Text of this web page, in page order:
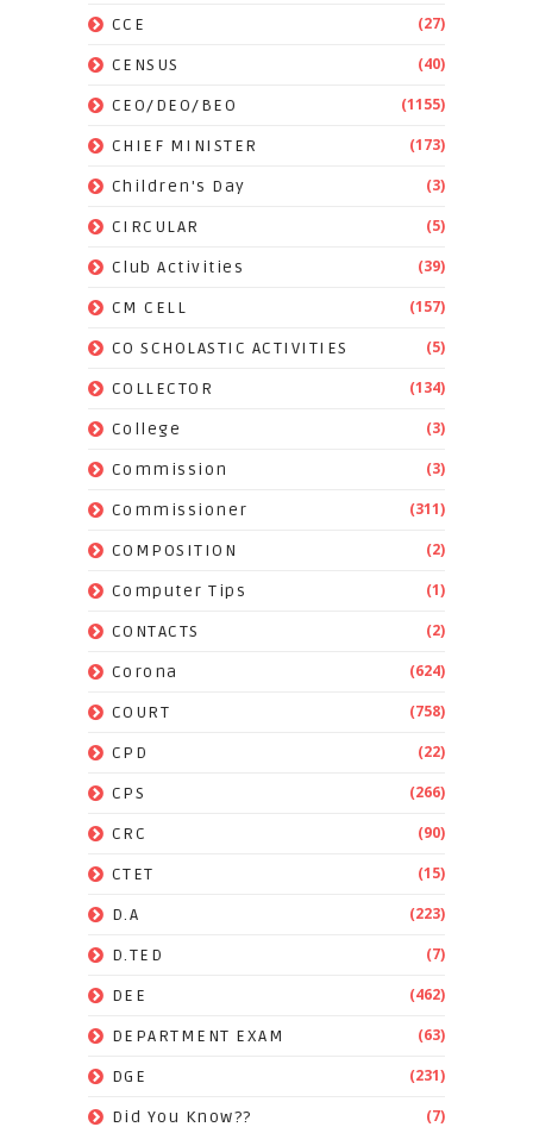
CCE (27)
CENSUS (40)
CEO/DEO/BEO (1155)
CHIEF MINISTER (173)
Children's Day (3)
CIRCULAR (5)
Club Activities (39)
CM CELL (157)
CO SCHOLASTIC ACTIVITIES (5)
COLLECTOR (134)
College (3)
Commission (3)
Commissioner (311)
COMPOSITION (2)
Computer Tips (1)
CONTACTS (2)
Corona (624)
COURT (758)
CPD (22)
CPS (266)
CRC (90)
CTET (15)
D.A (223)
D.TED (7)
DEE (462)
DEPARTMENT EXAM (63)
DGE (231)
Did You Know?? (7)